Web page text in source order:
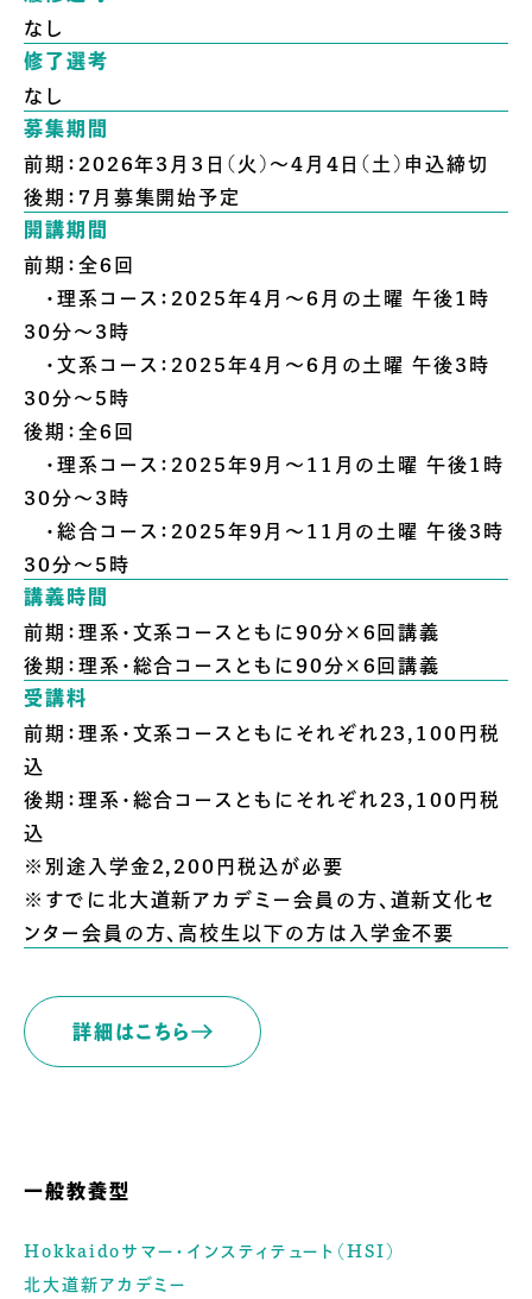
なし
修了選考
なし
募集期間
前期：2026年3月3日(火)～4月4日(土)申込締切
後期：7月募集開始予定
開講期間
前期：全6回
・理系コース：2025年4月～6月の土曜 午後1時
30分～3時
・文系コース：2025年4月～6月の土曜 午後3時
30分～5時
後期：全6回
・理系コース：2025年9月～11月の土曜 午後1時
30分～3時
・総合コース：2025年9月～11月の土曜 午後3時
30分～5時
講義時間
前期：理系・文系コースともに90分×6回講義
後期：理系・総合コースともに90分×6回講義
受講料
前期：理系・文系コースともにそれぞれ23,100円税
込
後期：理系・総合コースともにそれぞれ23,100円税
込
※別途入学金2,200円税込が必要
※すでに北大道新アカデミー会員の方、道新文化セ
ンター会員の方、高校生以下の方は入学金不要
詳細はこちら
一般教養型
Hokkaidoサマー・インスティテュート（HSI）
北大道新アカデミー